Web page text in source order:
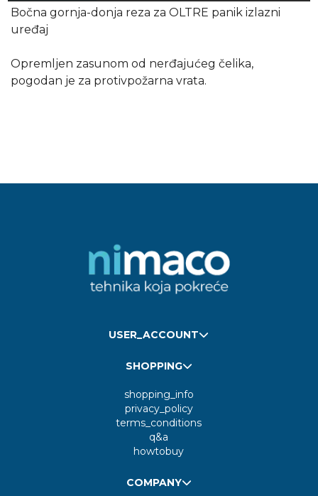
Bočna gornja-donja reza za OLTRE panik izlazni
uređaj
Opremljen zasunom od nerđajućeg čelika,
pogodan je za protivpožarna vrata.
USER_ACCOUNT
SHOPPING
shopping_info
privacy_policy
terms_conditions
q&a
howtobuy
COMPANY